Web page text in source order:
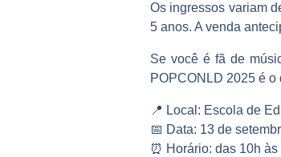
Os ingressos variam
5 anos. A venda
Se você é fã de
POPCONLD 2025 é o
📍 Local: Escola de
📅 Data: 13 de
⏰ Horário: das 10h às